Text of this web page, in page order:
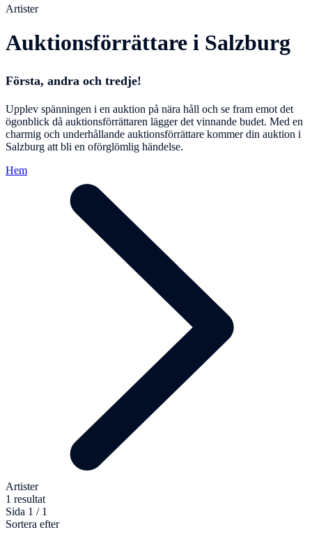
Artister
Auktionsförrättare i Salzburg
Första, andra och tredje!
Upplev spänningen i en auktion på nära håll och se fram emot det
ögonblick då auktionsförrättaren lägger det vinnande budet. Med en
charmig och underhållande auktionsförrättare kommer din auktion i
Salzburg att bli en oförglömlig händelse.
Hem
Artister
1 resultat
Sida 1 / 1
Sortera efter